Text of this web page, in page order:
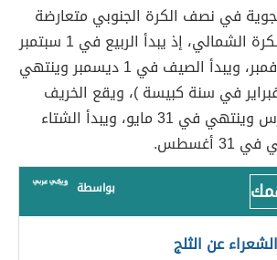
في نصف الكرة الجنوبي متعارضة
مع مواسم نصف الكرة الشمالي، إذ يبدأ الربيع في 1 سبتمبر
وينتهي في 30 نوفمبر، ويبدأ الصيف في 1 ديسمبر وينتهي
28 فبراير (29 فبراير في سنة كبيسة )، ويقع الخريف
(الخريف) في 1 مارس وينتهي في 31 مايو، ويبدأ الشتاء
بواسطة
عن الثلج